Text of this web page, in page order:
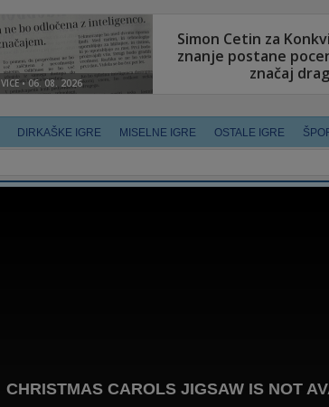
DIRKAŠKE IGRE MISELNE IGRE OSTALE IGRE